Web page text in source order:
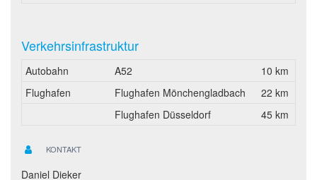
Verkehrsinfrastruktur
Autobahn A52
10 km
Flughafen
Flughafen Mönchengladbach
22 km
Flughafen Düsseldorf
45 km
KONTAKT
Daniel Dieker